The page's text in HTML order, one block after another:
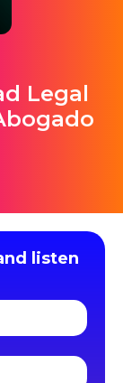
Legal
listen